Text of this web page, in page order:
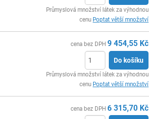
Průmyslová množství látek za výhodnou
cenu Poptat větší množství
cena bez DPH 9 454,55 Kč
Do košíku
Průmyslová množství látek za výhodnou
cenu Poptat větší množství
cena bez DPH 6 315,70 Kč